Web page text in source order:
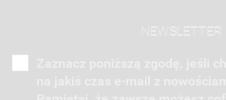
NEWSLETTER